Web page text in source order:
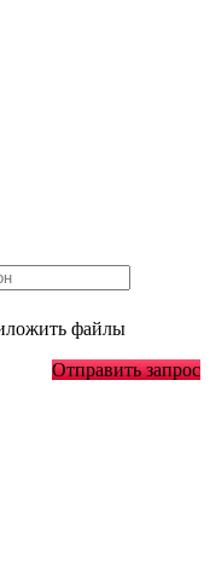
файлы
Отправить запрос